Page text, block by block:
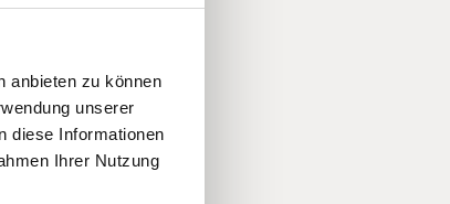
anbieten zu können
unserer
diese Informationen
Ihrer Nutzung